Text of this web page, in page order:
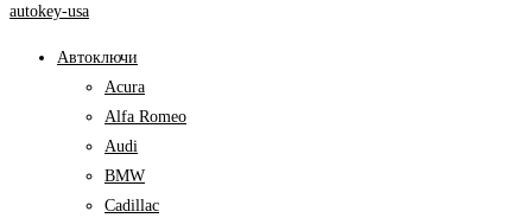
autokey-usa
Автоключи
Acura
Alfa Romeo
Audi
BMW
Cadillac